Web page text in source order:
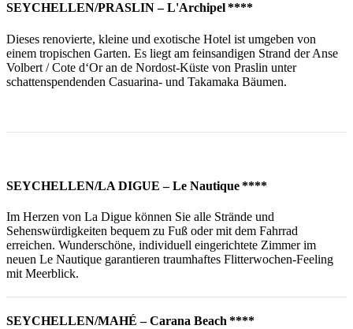
SEYCHELLEN/PRASLIN – L'Archipel ****
Dieses renovierte, kleine und exotische Hotel ist umgeben von
einem tropischen Garten. Es liegt am feinsandigen Strand der Anse
Volbert / Cote d‘Or an de Nordost-Küste von Praslin unter
schattenspendenden Casuarina- und Takamaka Bäumen.
SEYCHELLEN/LA DIGUE – Le Nautique ****
Im Herzen von La Digue können Sie alle Strände und
Sehenswürdigkeiten bequem zu Fuß oder mit dem Fahrrad
erreichen. Wunderschöne, individuell eingerichtete Zimmer im
neuen Le Nautique garantieren traumhaftes Flitterwochen-Feeling
mit Meerblick.
SEYCHELLEN/MAHÉ – Carana Beach ****